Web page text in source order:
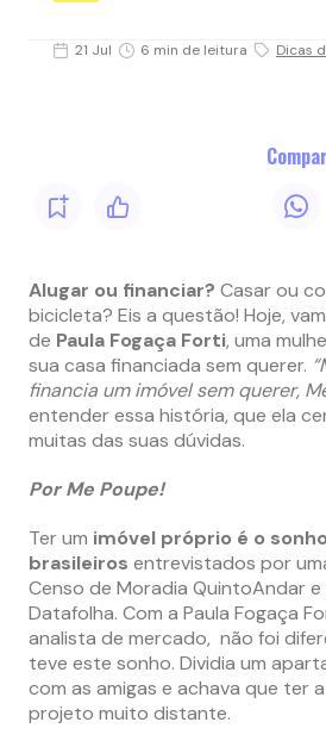
21 Jul 6 min de leitura Dicas
Alugar ou financiar? Casar ou
bicicleta? Eis a questão! Hoje,
de Paula Fogaça Forti, uma
sua casa financiada sem querer.
financia um imóvel sem querer,
entender essa história, que ela
muitas das suas dúvidas.
Por Me Poupe!
Ter um imóvel próprio é o
brasileiros entrevistados por
Censo de Moradia QuintoAndar
Datafolha. Com a Paula Fogaça
analista de mercado, não foi
teve este sonho. Dividia um
com as amigas e achava que ter
projeto muito distante.